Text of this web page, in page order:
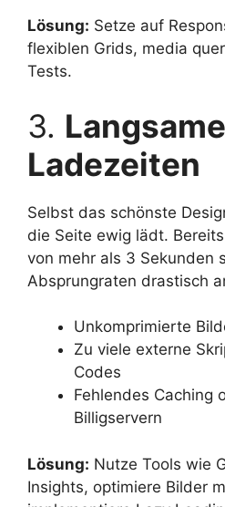
Lösung: Setze auf
flexiblen Grids, media
Tests.
3. Langsame
Ladezeiten
Selbst das schönste
die Seite ewig lädt.
von mehr als 3 Sekunden
Absprungraten drastisch
Unkomprimierte
Zu viele externe
Codes
Fehlendes Caching
Billigservern
Lösung: Nutze Tools wie
Insights, optimiere Bilder